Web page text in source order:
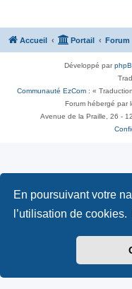
En poursuivant votre
l’utilisation de cookies.
Accueil Portail Forum
Développé par
Communauté EzCom : «
Forum hébergé par
Avenue de la Praille, 26 -